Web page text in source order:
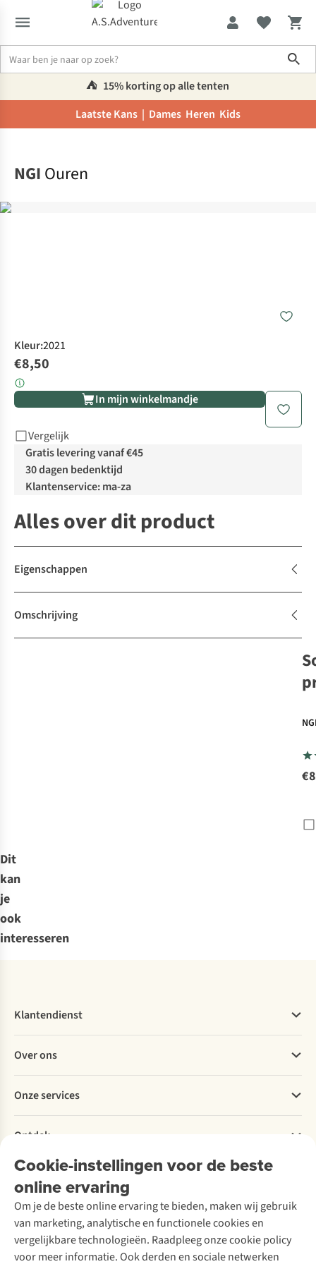
⛺️ 15% korting op alle tenten
Laatste Kans | Dames Heren Kids
NGI Ouren
Kleur:2021
€8,50
In mijn winkelmandje
Vergelijk
Gratis levering vanaf €45
30 dagen bedenktijd
Klantenservice: ma-za
Alles over dit product
Eigenschappen
Omschrijving
Dit
kan
je
ook
interesseren
Cookie-instellingen voor de beste
online ervaring
Om je de beste online ervaring te bieden, maken wij gebruik
van marketing, analytische en functionele cookies en
vergelijkbare technologieën. Raadpleeg onze cookie policy
voor meer informatie. Ook derden en sociale netwerken
Klantendienst
Bestellen
Betalen
Levering
Retourneren
Bestelling herroepen
Garantie
Contact
Over ons
Explore More
Verantwoord ondernemen
Over Ayacucho
Onze winkels
Over A.S.Adventure
Toegankelijkheidsverklaring
Onze services
Ski-onderhoud
Wasservice
Schoenonderhoud
Schoenherstelling
Kledingherstelling
Retouches
Ontdek
A.S.Magazine
Podcast
Explore Academy
Explore Camp
Gear Check
Inspiratie & advies
Meld je aan voor de nieuwsbrief